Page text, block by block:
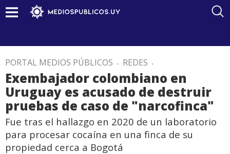
PORTAL MEDIOS PÚBLICOS . REDES .
Exembajador colombiano en
Uruguay es acusado de destruir
pruebas de caso de "narcofinca"
Fue tras el hallazgo en 2020 de un laboratorio
para procesar cocaína en una finca de su
propiedad cerca a Bogotá